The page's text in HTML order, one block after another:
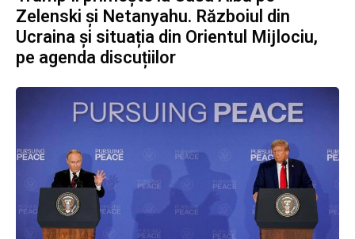
Zelenski și Netanyahu. Războiul din
Ucraina și situația din Orientul Mijlociu,
pe agenda discuțiilor